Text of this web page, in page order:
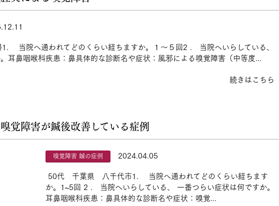
当院へ通われてどのくらい経ちますか。１～５回2 . 当院へいらしている、
耳鼻咽喉科疾患：鼻具体的な診断名や症状：風邪による嗅覚障害（中等度...
続きはこちら
覚障害が鍼後改善している症例
嗅覚障害 鍼の症例
2024.04.05
50代 千葉県 八千代市1. 当院へ通われてどのくらい経ちます
か。1~5回 2 . 当院へいらしている、 一番つらい症状は何ですか。
耳鼻咽喉科疾患：鼻具体的な診断名や症状：嗅覚...